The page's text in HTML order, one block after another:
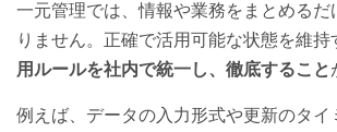
一元管理では、情報や業務をまとめるだ
りません。正確で活用可能な状態を維持
用ルールを社内で統一し、徹底すること
例えば、データの入力形式や更新のタイ